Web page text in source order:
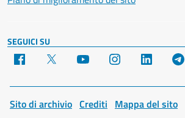
SEGUICI SU
Facebook YouTube Instagram LinkedIn
Sito di archivio Crediti Mappa del sito